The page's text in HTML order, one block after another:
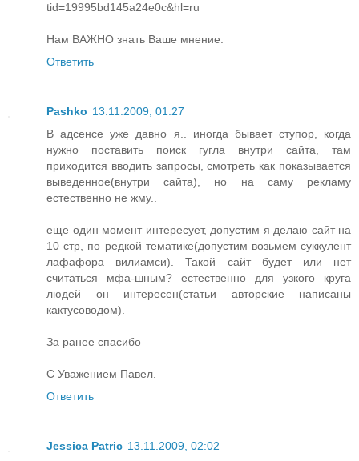
tid=19995bd145a24e0c&hl=ru
Нам ВАЖНО знать Ваше мнение.
Ответить
Pashko 13.11.2009, 01:27
В адсенсе уже давно я.. иногда бывает ступор, когда
нужно поставить поиск гугла внутри сайта, там
приходится вводить запросы, смотреть как показывается
выведенное(внутри сайта), но на саму рекламу
естественно не жму..
еще один момент интересует, допустим я делаю сайт на
10 стр, по редкой тематике(допустим возьмем суккулент
лафафора вилиамси). Такой сайт будет или нет
считаться мфа-шным? естественно для узкого круга
людей он интересен(статьи авторские написаны
кактусоводом).
За ранее спасибо
С Уважением Павел.
Ответить
Jessica Patric 13.11.2009, 02:02